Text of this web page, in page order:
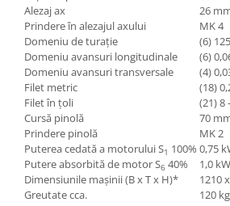
Standuri pentru strunguri
Instrumente de prindere
Dispozitive de prindere pentru
unelte
Elemente de prindere mecanică
Fălci pentru PHV / VHV
Menghine
Mese rotative / mese inclinabile /
Etape XY
Papusa mobila / con de centrare
Alezaj ax
26
Prindere în alezajul axului
MK 4
Domeniu de turaţie
(6)
Domeniu avansuri longitudinale
(6)
Domeniu avansuri transversale
(4)
Filet metric
(18)
Filet în ţoli
(21) 8
Cursă pinolă
70
Prindere pinolă
MK 2
Puterea cedată a motorului S1 100% 0,75
Putere absorbită de motor S6 40%
1,0
Dimensiunile maşinii (B x T x H)*
1210
Greutate cca.
120 kg